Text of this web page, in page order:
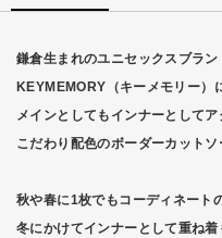
鎌倉生まれのユニセックスブラン
KEYMEMORY（キーメモリー）
メインとしてもインナーとして
こだわり配色のボーダーカットソ
秋や春に1枚でもコーディネート
冬にかけてインナーとして重ね着